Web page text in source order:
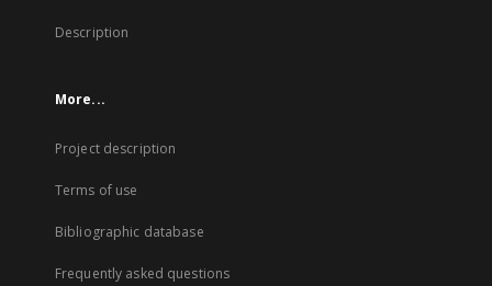
Description
More...
Project description
Terms of use
Bibliographic database
Frequently asked questions